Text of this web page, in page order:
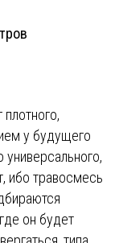
у будущего
ибо травосмесь
он будет